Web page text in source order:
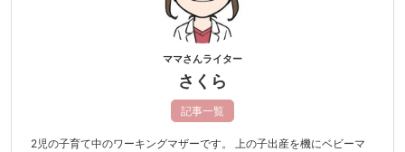
ママさんライター
さくら
記事一覧
2児の子育て中のワーキングマザーです。 上の子出産を機にベビーマ